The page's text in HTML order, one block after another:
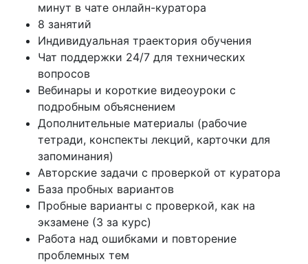
минут в чате онлайн-куратора
8 занятий
Индивидуальная траектория обучения
Чат поддержки 24/7 для технических
вопросов
Вебинары и короткие видеоуроки с
подробным объяснением
Дополнительные материалы (рабочие
тетради, конспекты лекций, карточки для
запоминания)
Авторские задачи с проверкой от куратора
База пробных вариантов
Пробные варианты с проверкой, как на
экзамене (3 за курс)
Работа над ошибками и повторение
проблемных тем